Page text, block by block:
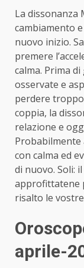
La dissonanza
cambiamento
nuovo inizio.
premere
calma. Prima
osservate e
perdere
coppia, la
relazione e
Probabilmente
con calma ed
di nuovo. Soli:
approfittatene
risalto le
aprile-